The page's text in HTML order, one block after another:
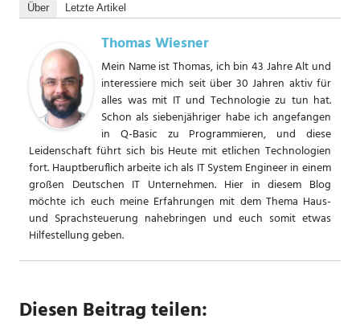
Über Letzte Artikel
Thomas Wiesner
Mein Name ist Thomas, ich bin 43 Jahre Alt und
interessiere mich seit über 30 Jahren aktiv für
alles was mit IT und Technologie zu tun hat.
Schon als siebenjähriger habe ich angefangen
in Q-Basic zu Programmieren, und diese
Leidenschaft führt sich bis Heute mit etlichen Technologien
fort. Hauptberuflich arbeite ich als IT System Engineer in einem
großen Deutschen IT Unternehmen. Hier in diesem Blog
möchte ich euch meine Erfahrungen mit dem Thema Haus-
und Sprachsteuerung nahebringen und euch somit etwas
Hilfestellung geben.
Diesen Beitrag teilen: